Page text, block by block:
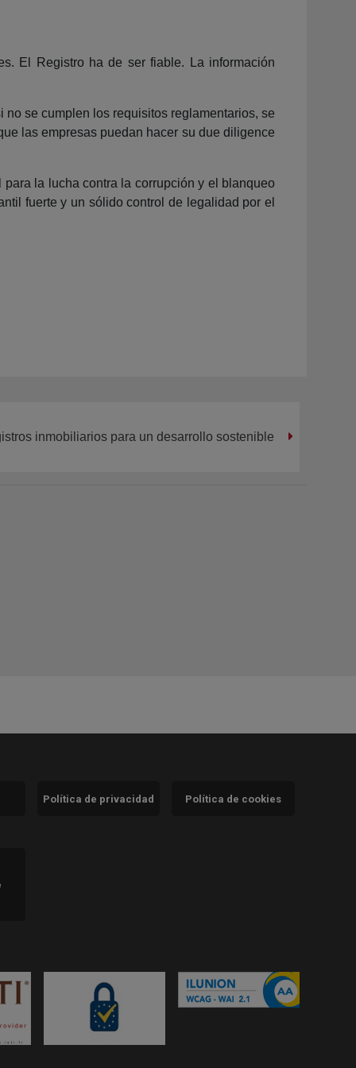
El Registro ha de ser fiable. La información
se cumplen los requisitos reglamentarios, se
las empresas puedan hacer su due diligence
la lucha contra la corrupción y el blanqueo
fuerte y un sólido control de legalidad por el
inmobiliarios para un desarrollo sostenible
Política de privacidad Política de cookies